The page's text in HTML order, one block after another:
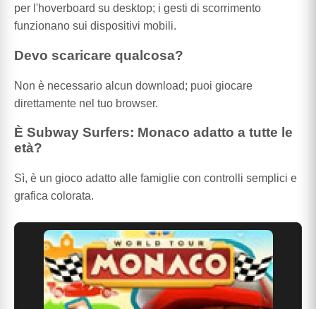
per l'hoverboard su desktop; i gesti di scorrimento
funzionano sui dispositivi mobili.
Devo scaricare qualcosa?
Non è necessario alcun download; puoi giocare
direttamente nel tuo browser.
È Subway Surfers: Monaco adatto a tutte le
età?
Sì, è un gioco adatto alle famiglie con controlli semplici e
grafica colorata.